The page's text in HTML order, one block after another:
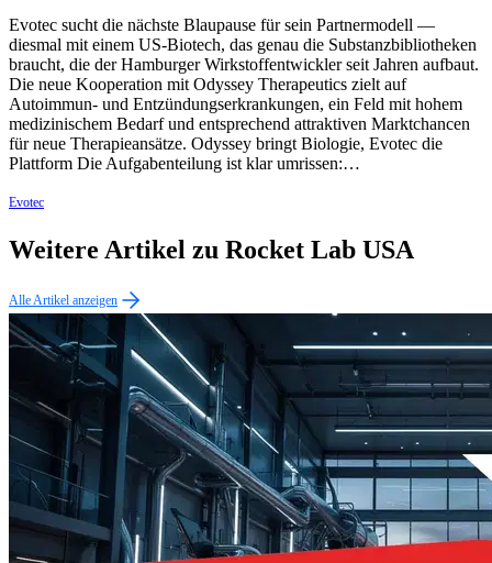
Evotec sucht die nächste Blaupause für sein Partnermodell —
diesmal mit einem US-Biotech, das genau die Substanzbibliotheken
braucht, die der Hamburger Wirkstoffentwickler seit Jahren aufbaut.
Die neue Kooperation mit Odyssey Therapeutics zielt auf
Autoimmun- und Entzündungserkrankungen, ein Feld mit hohem
medizinischem Bedarf und entsprechend attraktiven Marktchancen
für neue Therapieansätze. Odyssey bringt Biologie, Evotec die
Plattform Die Aufgabenteilung ist klar umrissen:…
Evotec
Weitere Artikel zu Rocket Lab USA
Alle Artikel anzeigen